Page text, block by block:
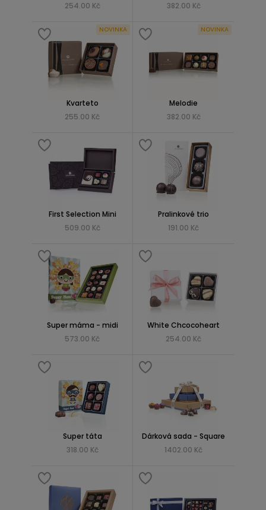
254.00 Kč
382.00 Kč
NOVINKA
Kvarteto
255.00 Kč
NOVINKA
Melodie
382.00 Kč
First Selection Mini
509.00 Kč
Pralinkové trio
191.00 Kč
Super máma - midi
573.00 Kč
White Chcocoheart
254.00 Kč
Super táta
318.00 Kč
Dárková sada - Square
1402.00 Kč